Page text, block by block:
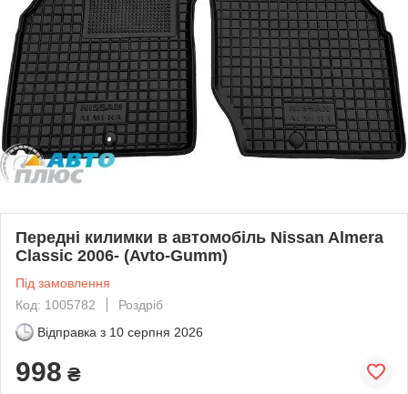
Передні килимки в автомобіль Nissan Almera
Classic 2006- (Avto-Gumm)
Під замовлення
Код: 1005782
Роздріб
Відправка з 10 серпня 2026
998 ₴